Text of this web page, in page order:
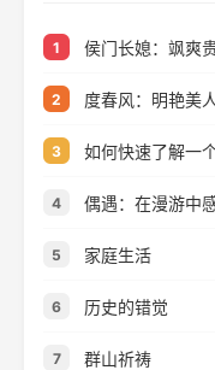
1 侯门长媳：飒爽
2 度春风：明艳美
3 如何快速了解一
4 偶遇：在漫游中
5 家庭生活
6 历史的错觉
7 群山祈祷